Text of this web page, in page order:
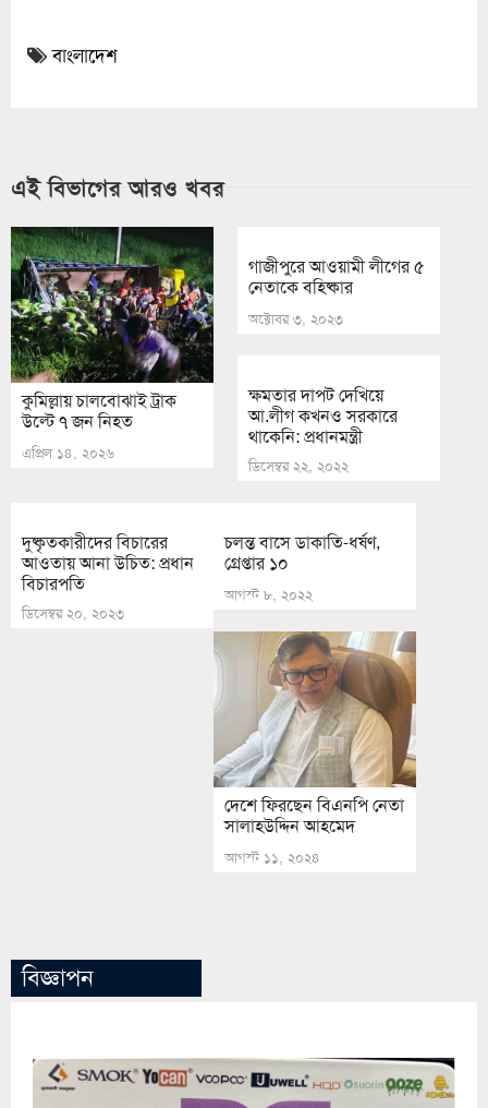
বাংলাদেশ
এই বিভাগের আরও খবর
কুমিল্লায় চালবোঝাই ট্রাক
উল্টে ৭ জন নিহত
এপ্রিল ১৪, ২০২৬
গাজীপুরে আওয়ামী লীগের ৫
নেতাকে বহিষ্কার
অক্টোবর ৩, ২০২৩
ক্ষমতার দাপট দেখিয়ে
আ.লীগ কখনও সরকারে
থাকেনি: প্রধানমন্ত্রী
ডিসেম্বর ২২, ২০২২
দুষ্কৃতকারীদের বিচারের
আওতায় আনা উচিত: প্রধান
বিচারপতি
ডিসেম্বর ২০, ২০২৩
চলন্ত বাসে ডাকাতি-ধর্ষণ,
গ্রেপ্তার ১০
আগস্ট ৮, ২০২২
দেশে ফিরছেন বিএনপি নেতা
সালাহউদ্দিন আহমেদ
আগস্ট ১১, ২০২৪
বিজ্ঞাপন